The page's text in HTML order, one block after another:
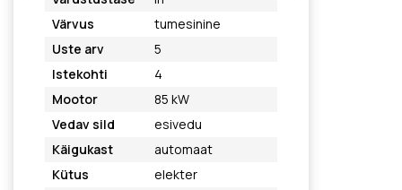
Värvus
tumesinine
Uste arv
5
Istekohti
4
Mootor
85 kW
Vedav sild
esivedu
Käigukast
automaat
Kütus
elekter